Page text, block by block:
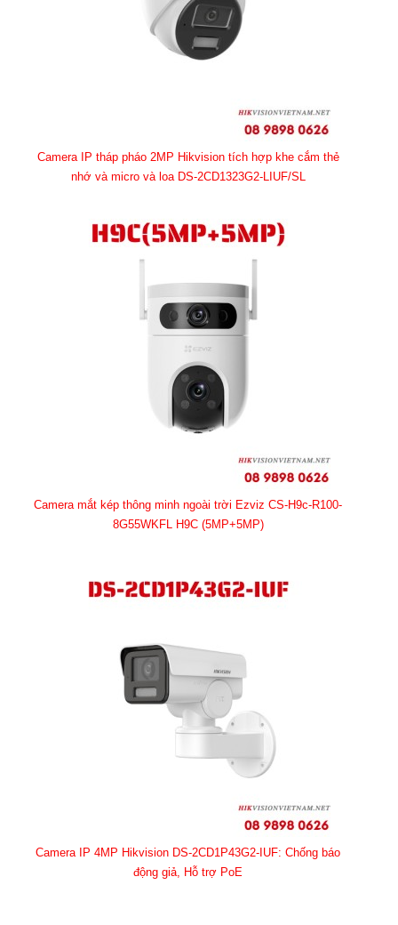
Camera IP tháp pháo 2MP Hikvision tích hợp khe cắm thẻ
nhớ và micro và loa DS-2CD1323G2-LIUF/SL
Camera mắt kép thông minh ngoài trời Ezviz CS-H9c-R100-
8G55WKFL H9C (5MP+5MP)
Camera IP 4MP Hikvision DS-2CD1P43G2-IUF: Chống báo
động giả, Hỗ trợ PoE